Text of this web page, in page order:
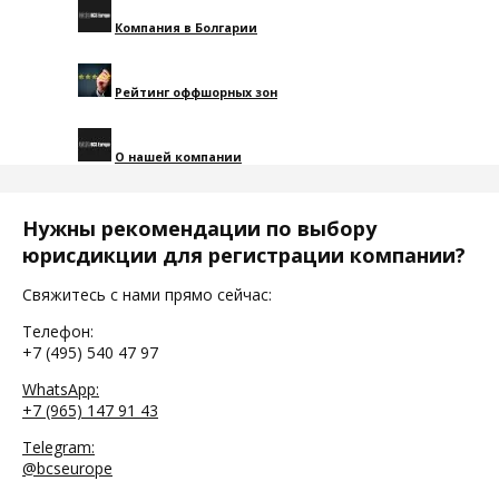
Компания в Болгарии
Рейтинг оффшорных зон
О нашей компании
Нужны рекомендации по выбору
юрисдикции для регистрации компании?
Свяжитесь с нами прямо сейчас:
Телефон:
+7 (495) 540 47 97
WhatsApp:
+7 (965) 147 91 43
Telegram:
@bcseurope